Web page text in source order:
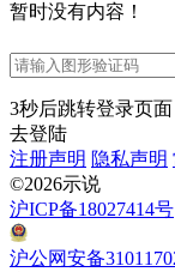
暂时没有内容！
3秒后跳转登录页面
去登陆
注册声明 隐私声明
©2026示说
沪ICP备18027414号
沪公网安备